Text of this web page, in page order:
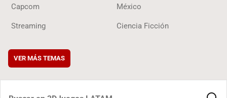
Capcom México
Streaming Ciencia Ficción
VER MÁS TEMAS